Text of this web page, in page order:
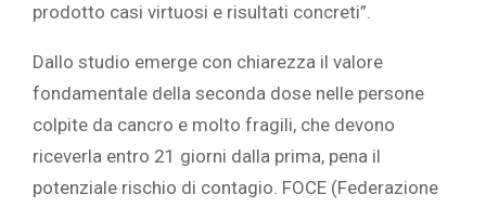
prodotto casi virtuosi e risultati concreti”.
Dallo studio emerge con chiarezza il valore
fondamentale della seconda dose nelle persone
colpite da cancro e molto fragili, che devono
riceverla entro 21 giorni dalla prima, pena il
potenziale rischio di contagio. FOCE (Federazione